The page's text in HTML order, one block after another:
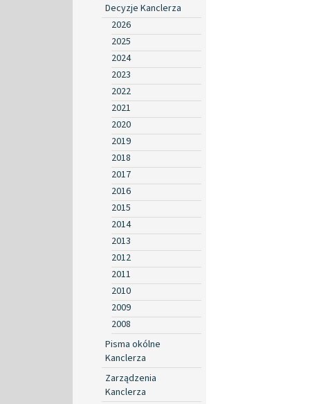
Decyzje Kanclerza
2026
2025
2024
2023
2022
2021
2020
2019
2018
2017
2016
2015
2014
2013
2012
2011
2010
2009
2008
Pisma okólne
Kanclerza
Zarządzenia
Kanclerza